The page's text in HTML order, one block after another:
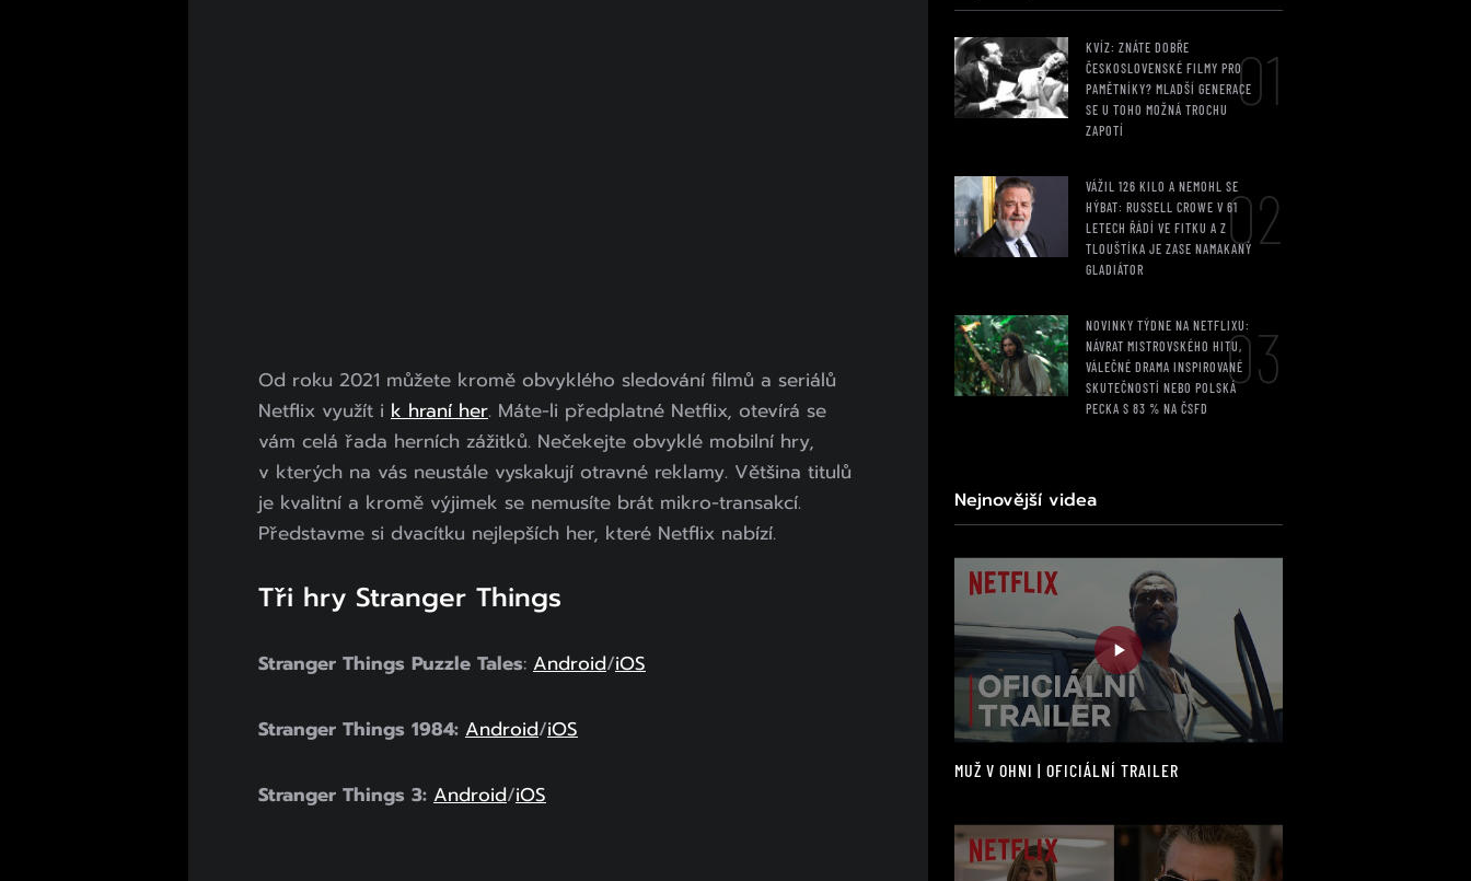
Od roku 2021 můžete kromě obvyklého sledování filmů a seriálů
Netflix využít i k hraní her. Máte-li předplatné Netflix, otevírá se
vám celá řada herních zážitků. Nečekejte obvyklé mobilní hry,
v kterých na vás neustále vyskakují otravné reklamy. Většina titulů
je kvalitní a kromě výjimek se nemusíte brát mikro-transakcí.
Představme si dvacítku nejlepších her, které Netflix nabízí.
Tři hry Stranger Things
Stranger Things Puzzle Tales: Android/iOS
Stranger Things 1984: Android/iOS
Stranger Things 3: Android/iOS
KVÍZ: ZNÁTE DOBŘE
ČESKOSLOVENSKÉ FILMY PRO
PAMĚTNÍKY? MLADŠÍ GENERACE
SE U TOHO MOŽNÁ TROCHU
ZAPOTÍ
01
VÁŽIL 126 KILO A NEMOHL SE
HÝBAT: RUSSELL CROWE V 61
LETECH ŘÁDÍ VE FITKU A Z
TLOUŠTÍKA JE ZASE NAMAKANÝ
GLADIÁTOR
02
NOVINKY TÝDNE NA NETFLIXU:
NÁVRAT MISTROVSKÉHO HITU,
VÁLEČNÉ DRAMA INSPIROVANÉ
SKUTEČNOSTÍ NEBO POLSKÁ
PECKA S 83 % NA ČSFD
03
Nejnovější videa
MUŽ V OHNI | OFICIÁLNÍ TRAILER